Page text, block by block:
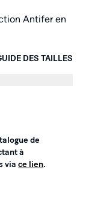
Antifer en
DES TAILLES
de
à
viace lien.